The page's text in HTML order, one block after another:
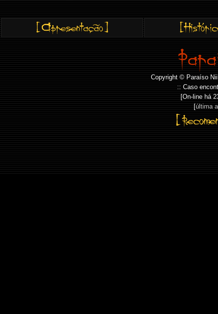
Copyright © Paraíso
:: Caso
[On-line há
[última